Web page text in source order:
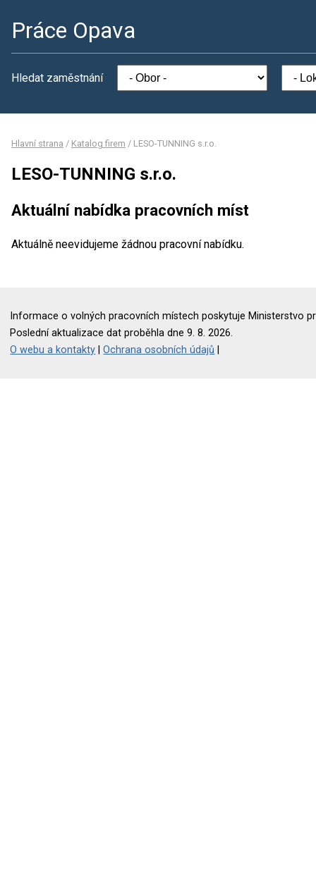
Práce Opava
Hledat zaměstnání
Hlavní strana / Katalog firem / LESO-TUNNING s.r.o.
LESO-TUNNING s.r.o.
Aktuální nabídka pracovních míst
Aktuálně neevidujeme žádnou pracovní nabídku.
Informace o volných pracovních místech poskytuje Ministerstvo
Poslední aktualizace dat proběhla dne 9. 8. 2026.
O webu a kontakty |Ochrana osobních údajů